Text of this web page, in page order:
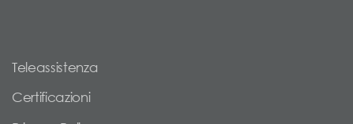
Teleassistenza
Certificazioni